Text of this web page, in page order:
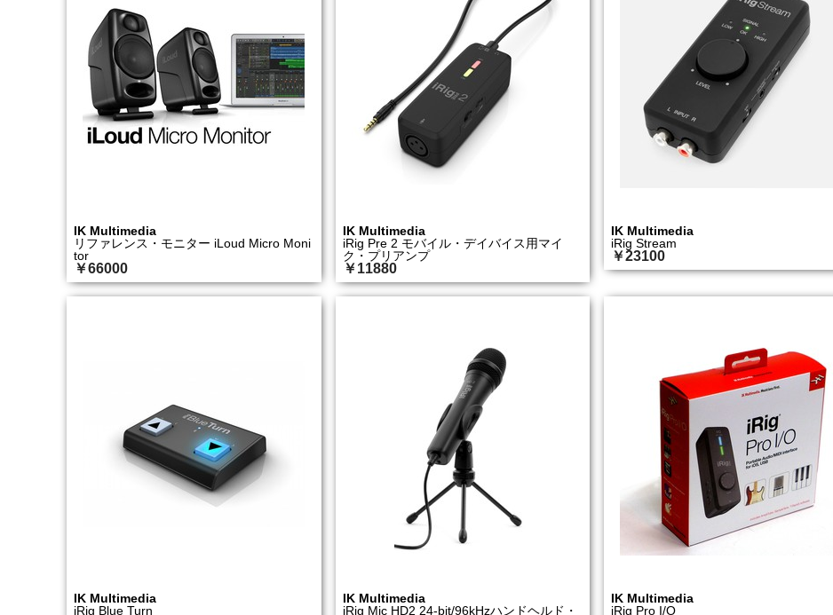
IK Multimedia
リファレンス・モニター iLoud Micro Moni
tor
￥66000
IK Multimedia
iRig Pre 2 モバイル・デイバイス用マイ
ク・プリアンプ
￥11880
IK Multimedia
iRig Stream
￥23100
IK Multimedia
iRig Blue Turn
IK Multimedia
iRig Mic HD2 24-bit/96kHzハンドヘルド・
IK Multimedia
iRig Pro I/O